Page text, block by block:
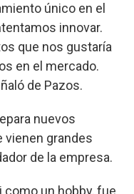
único en el
innovar.
que nos gustaría
en el mercado.
de Pazos.
nuevos
vienen grandes
de la empresa.
un hobby, fue